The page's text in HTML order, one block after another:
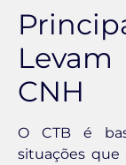
Levam
CNH
O CTB é
situações que